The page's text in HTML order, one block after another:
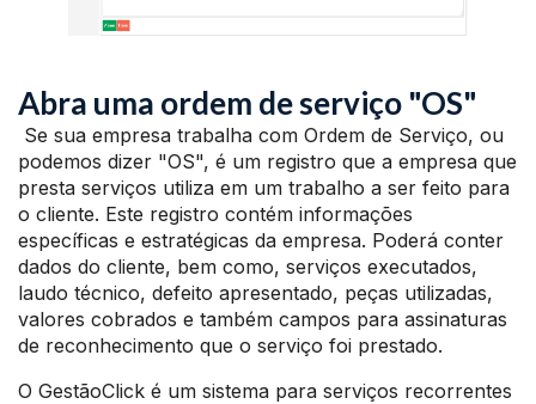
Abra uma ordem de serviço "OS"
Se sua empresa trabalha com Ordem de Serviço, ou
podemos dizer "OS", é um registro que a empresa que
presta serviços utiliza em um trabalho a ser feito para
o cliente. Este registro contém informações
específicas e estratégicas da empresa. Poderá conter
dados do cliente, bem como, serviços executados,
laudo técnico, defeito apresentado, peças utilizadas,
valores cobrados e também campos para assinaturas
de reconhecimento que o serviço foi prestado.
O GestãoClick é um sistema para serviços recorrentes